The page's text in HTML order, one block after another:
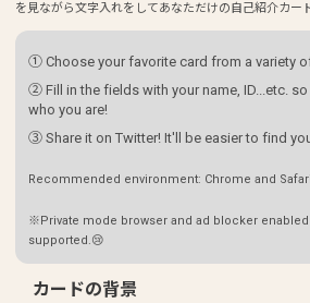
を見ながら文字入れをしてあなただけの自己紹介カー
① Choose your favorite card from a variety
② Fill in the fields with your name, ID...etc.
who you are!
③ Share it on Twitter! It'll be easier to find
Recommended environment: Chrome and
※Private mode browser and ad blocker
supported.😢
カードの背景